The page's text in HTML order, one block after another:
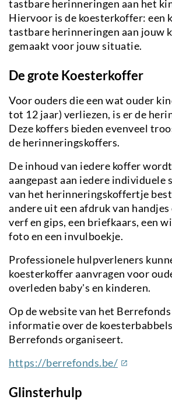
tastbare herinneringen aan het
Hiervoor is de koesterkoffer: een
tastbare herinneringen aan jouw
gemaakt voor jouw situatie.
De grote Koesterkoffer
Voor ouders die een wat ouder
tot 12 jaar) verliezen, is er de
Deze koffers bieden evenveel
de herinneringskoffers.
De inhoud van iedere koffer
aangepast aan iedere individuele
van het herinneringskoffertje
andere uit een afdruk van
verf en gips, een briefkaars, een
foto en een invulboekje.
Professionele hulpverleners
koesterkoffer aanvragen voor
overleden baby's en kinderen.
Op de website van het
informatie over de
Berrefonds organiseert.
https://berrefonds.be/(externe
Glinsterhulp